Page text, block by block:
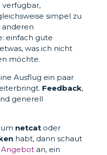
verfügbar,
simpel zu
einfach gute
was ich nicht
möchte.
Ausflug ein paar
Feedback,
generell
netcatoder
habt, dann schaut
Angebotan, ein